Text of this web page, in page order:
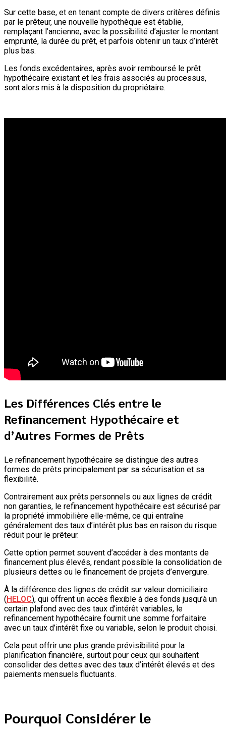
Sur cette base, et en tenant compte de divers critères définis
par le prêteur, une nouvelle hypothèque est établie,
remplaçant l’ancienne, avec la possibilité d’ajuster le montant
emprunté, la durée du prêt, et parfois obtenir un taux d’intérêt
plus bas.
Les fonds excédentaires, après avoir remboursé le prêt
hypothécaire existant et les frais associés au processus,
sont alors mis à la disposition du propriétaire.
Les Différences Clés entre le
Refinancement Hypothécaire et
d’Autres Formes de Prêts
Le refinancement hypothécaire se distingue des autres
formes de prêts principalement par sa sécurisation et sa
flexibilité.
Contrairement aux prêts personnels ou aux lignes de crédit
non garanties, le refinancement hypothécaire est sécurisé par
la propriété immobilière elle-même, ce qui entraîne
généralement des taux d’intérêt plus bas en raison du risque
réduit pour le prêteur.
Cette option permet souvent d’accéder à des montants de
financement plus élevés, rendant possible la consolidation de
plusieurs dettes ou le financement de projets d’envergure.
À la différence des lignes de crédit sur valeur domiciliaire
(HELOC), qui offrent un accès flexible à des fonds jusqu’à un
certain plafond avec des taux d’intérêt variables, le
refinancement hypothécaire fournit une somme forfaitaire
avec un taux d’intérêt fixe ou variable, selon le produit choisi.
Cela peut offrir une plus grande prévisibilité pour la
planification financière, surtout pour ceux qui souhaitent
consolider des dettes avec des taux d’intérêt élevés et des
paiements mensuels fluctuants.
Pourquoi Considérer le